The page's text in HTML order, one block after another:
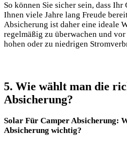
So können Sie‍ sicher sein, dass
Ihnen viele Jahre ⁣lang Freude
Absicherung ist daher‍ eine ideale​
regelmäßig zu überwachen und
hohen oder zu niedrigen
5. Wie⁢ wählt man die
Absicherung?
Solar Für Camper Absicherung:
Absicherung wichtig?